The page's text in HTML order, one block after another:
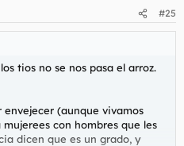
#25
tios no se nos pasa el arroz.
envejecer (aunque vivamos
con hombres que les
dicen que es un grado, y